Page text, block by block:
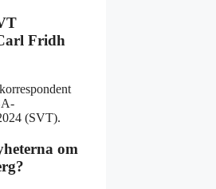
Fridh
(SVT).
om